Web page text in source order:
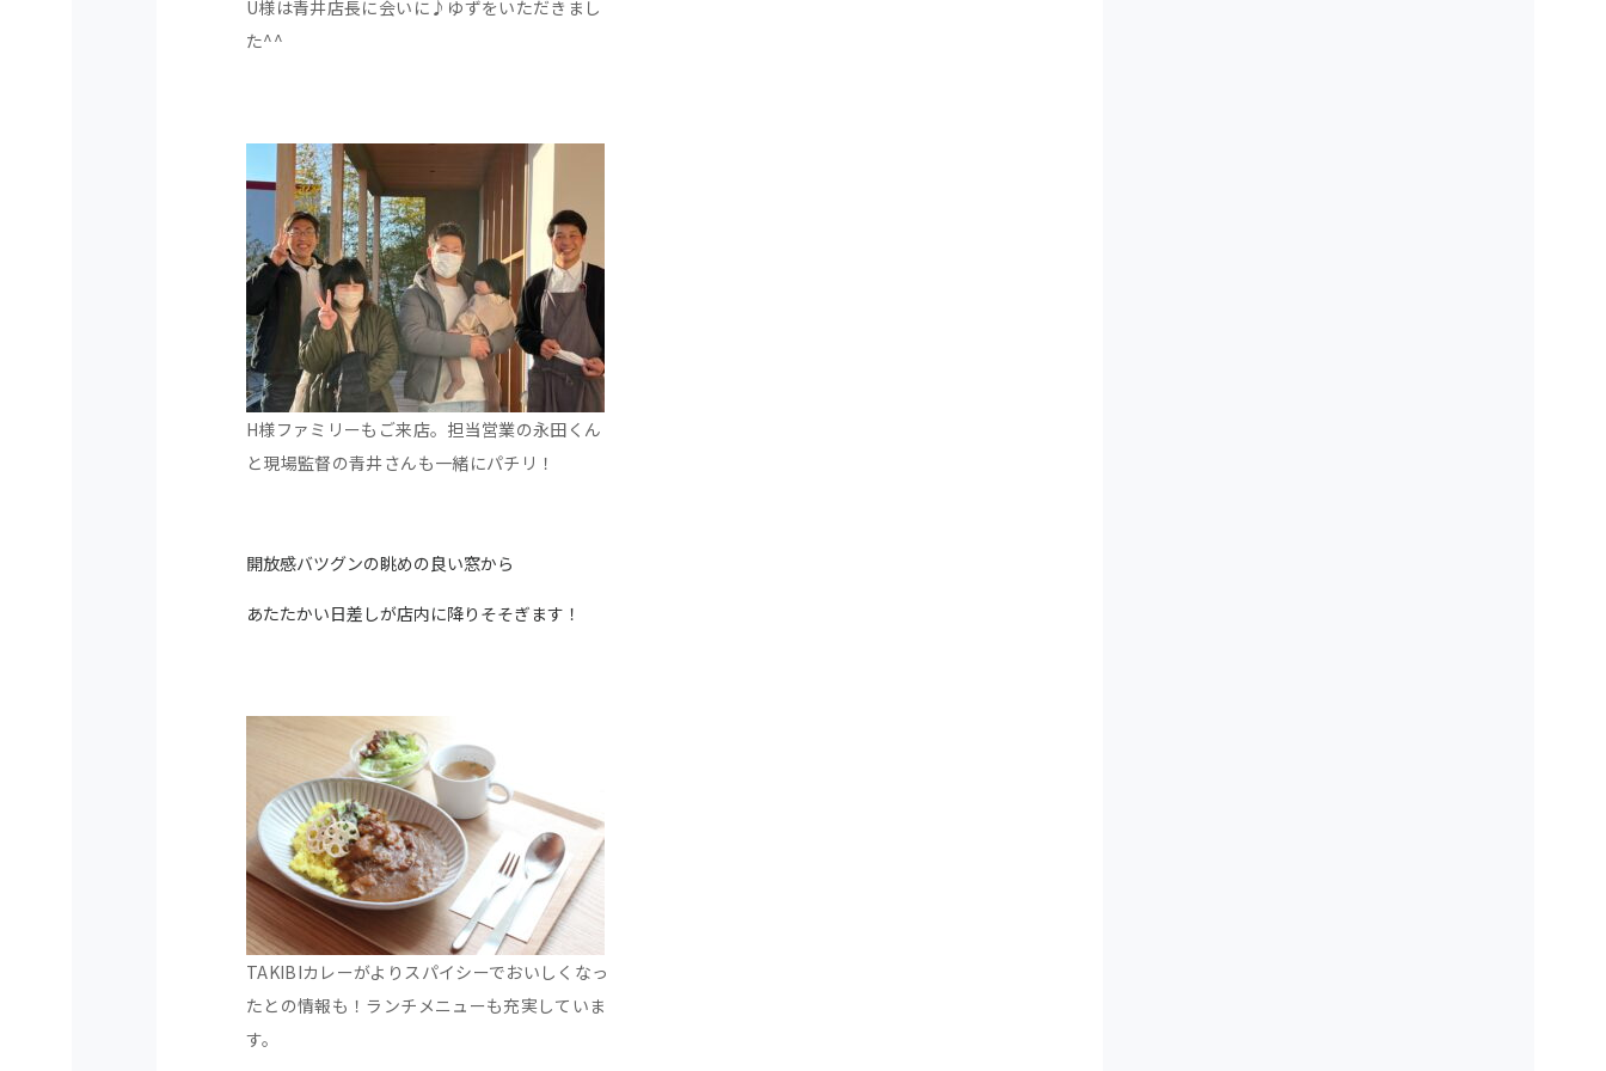
U様は青井店長に会いに♪ゆずをいただきまし
た^^
H様ファミリーもご来店。担当営業の永田くん
と現場監督の青井さんも一緒にパチリ！
開放感バツグンの眺めの良い窓から
あたたかい日差しが店内に降りそそぎます！
TAKIBIカレーがよりスパイシーでおいしくなっ
たとの情報も！ランチメニューも充実していま
す。